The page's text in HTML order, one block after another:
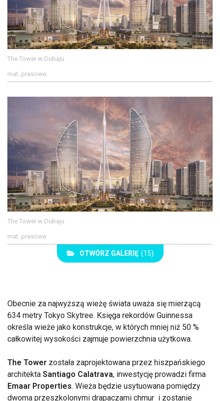
The Tower w Dubaju
mat. prasowe
The Tower w Dubaju
mat. prasowe
OTWÓRZ GALERIĘ (15)
Obecnie za najwyższą wieżę świata uważa się mierzącą
634 metry Tokyo Skytree. Księga rekordów Guinnessa
określa wieże jako konstrukcje, w których mniej niż 50 %
całkowitej wysokości zajmuje powierzchnia użytkowa.
The Tower została zaprojektowana przez hiszpańskiego
architekta Santiago Calatrava, inwestycję prowadzi firma
Emaar Properties. Wieża będzie usytuowana pomiędzy
dwoma przeszkolonymi drapaczami chmur i zostanie